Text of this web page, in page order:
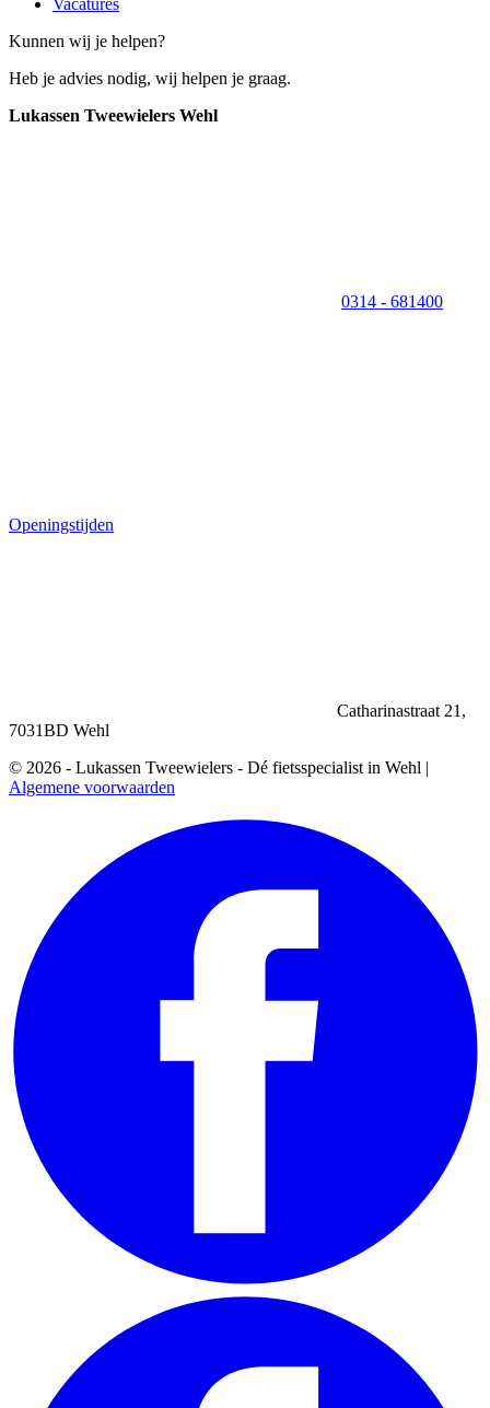
Vacatures
Kunnen wij je helpen?
Heb je advies nodig, wij helpen je graag.
Lukassen Tweewielers Wehl
0314 - 681400
Openingstijden
Catharinastraat 21,
7031BD Wehl
© 2026 - Lukassen Tweewielers - Dé fietsspecialist in Wehl |
Algemene voorwaarden